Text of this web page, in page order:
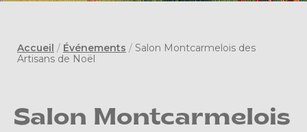
Accueil / Événements / Salon Montcarmelois des
Artisans de Noël
Salon Montcarmelois